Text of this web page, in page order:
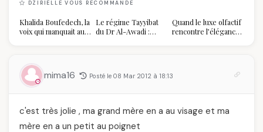
DZIRIELLE VOUS RECOMMANDE
Khalida Boufedech, la
voix qui manquait au
Le régime Tayyibat
du Dr Al-Awadi :
vraiment savoir
Quand le luxe olfactif
rencontre l’élégance
mima16 Posté le 08 Mar 2012 à 18:13
c'est très jolie , ma grand mère en a au visage et ma
mère en a un petit au poignet